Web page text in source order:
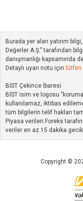
Burada yer alan yatırım
Değerler A.Ş.” tarafından
danışmanlığı kapsamında
Detaylı uyarı notu için lütfen
BİST Çekince İbaresi
BİST isim ve logosu
kullanılamaz, iktibas
tüm bilgilerin telif hakları
Piyasa verileri Foreks
veriler en az 15 dakika
Copyright ©